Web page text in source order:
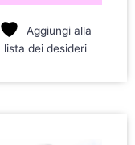
Aggiungi alla
lista dei desideri